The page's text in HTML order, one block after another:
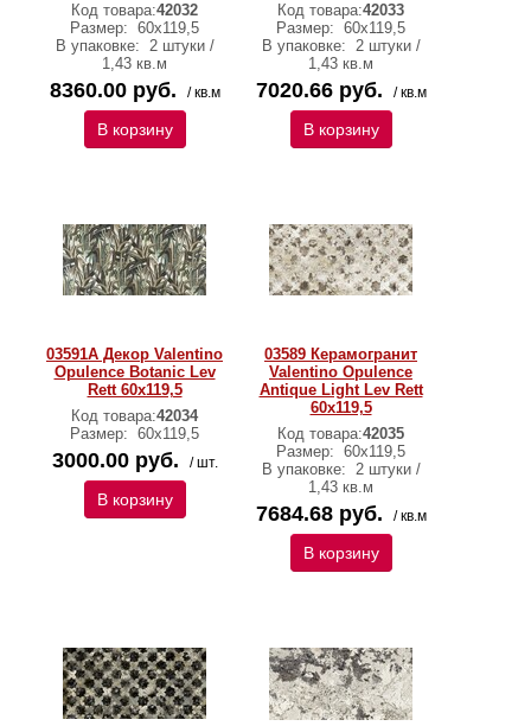
Код товара:42032
Размер: 60x119,5
В упаковке: 2 штуки /
1,43 кв.м
8360.00 руб. / кв.м
В корзину
Код товара:42033
Размер: 60x119,5
В упаковке: 2 штуки /
1,43 кв.м
7020.66 руб. / кв.м
В корзину
03591A Декор Valentino
Opulence Botanic Lev
Rett 60x119,5
Код товара:42034
Размер: 60x119,5
3000.00 руб. / шт.
В корзину
03589 Керамогранит
Valentino Opulence
Antique Light Lev Rett
60x119,5
Код товара:42035
Размер: 60x119,5
В упаковке: 2 штуки /
1,43 кв.м
7684.68 руб. / кв.м
В корзину